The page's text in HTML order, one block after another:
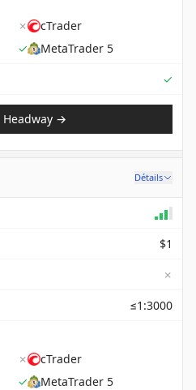
✗
cTrader
✓
MetaTrader 5
✓
Headway →
Détails
$1
✗
≤1:3000
✗
cTrader
✓
MetaTrader 5